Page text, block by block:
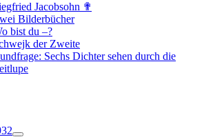
Jacobsohn ✟
Bilderbücher
bist du –?
der Zweite
Sechs Dichter sehen durch die